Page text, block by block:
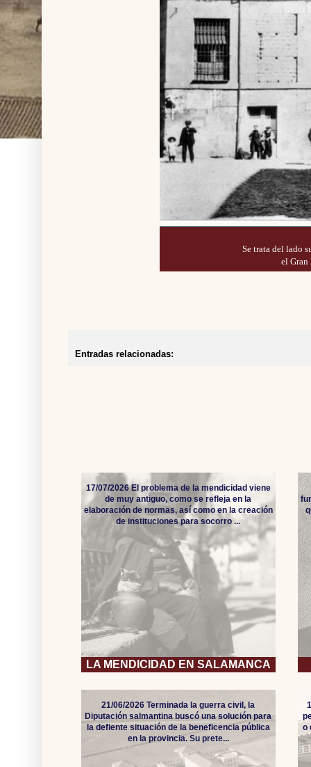
Se trata del lado
el Gran
Entradas relacionadas:
LA MENDICIDAD EN SALAMANCA
17/07/2026 El problema de la mendicidad viene
de muy antiguo, como se refleja en la
elaboración de normas, así como en la creación
de instituciones para socorro ...
21/06/2026 Terminada la guerra civil, la
Diputación salmantina buscó una solución para
la defiente situación de la beneficencia pública
en la provincia. Su prete...
o